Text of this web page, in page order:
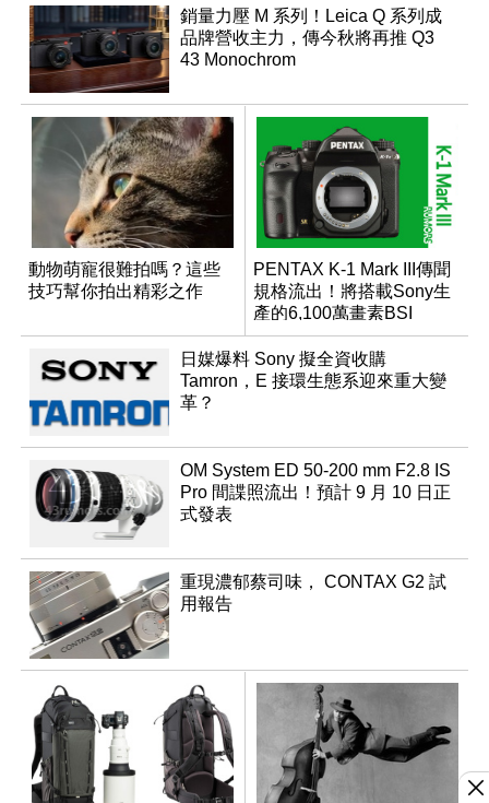
銷量力壓 M 系列！Leica Q 系列成
品牌營收主力，傳今秋將再推 Q3
43 Monochrom
動物萌寵很難拍嗎？這些
技巧幫你拍出精彩之作
PENTAX K-1 Mark III傳聞
規格流出！將搭載Sony生
產的6,100萬畫素BSI
CMOS？
日媒爆料 Sony 擬全資收購
Tamron，E 接環生態系迎來重大變
革？
OM System ED 50-200 mm F2.8 IS
Pro 間諜照流出！預計 9 月 10 日正
式發表
重現濃郁蔡司味， CONTAX G2 試
用報告